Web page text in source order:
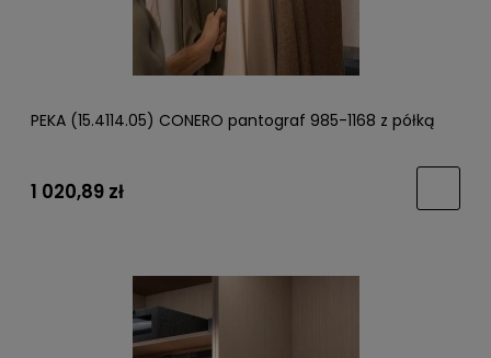
PEKA (15.4114.05) CONERO pantograf 985-1168 z półką
1 020,89 zł